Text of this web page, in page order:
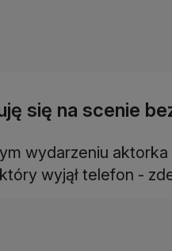
się na scenie
wydarzeniu aktorka
wyjął telefon -